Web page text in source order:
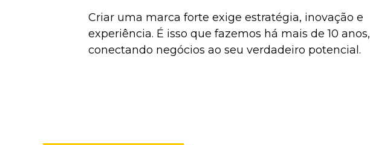
Criar uma marca forte exige estratégia, inovação e
experiência. É isso que fazemos há mais de 10 anos,
conectando negócios ao seu verdadeiro potencial.